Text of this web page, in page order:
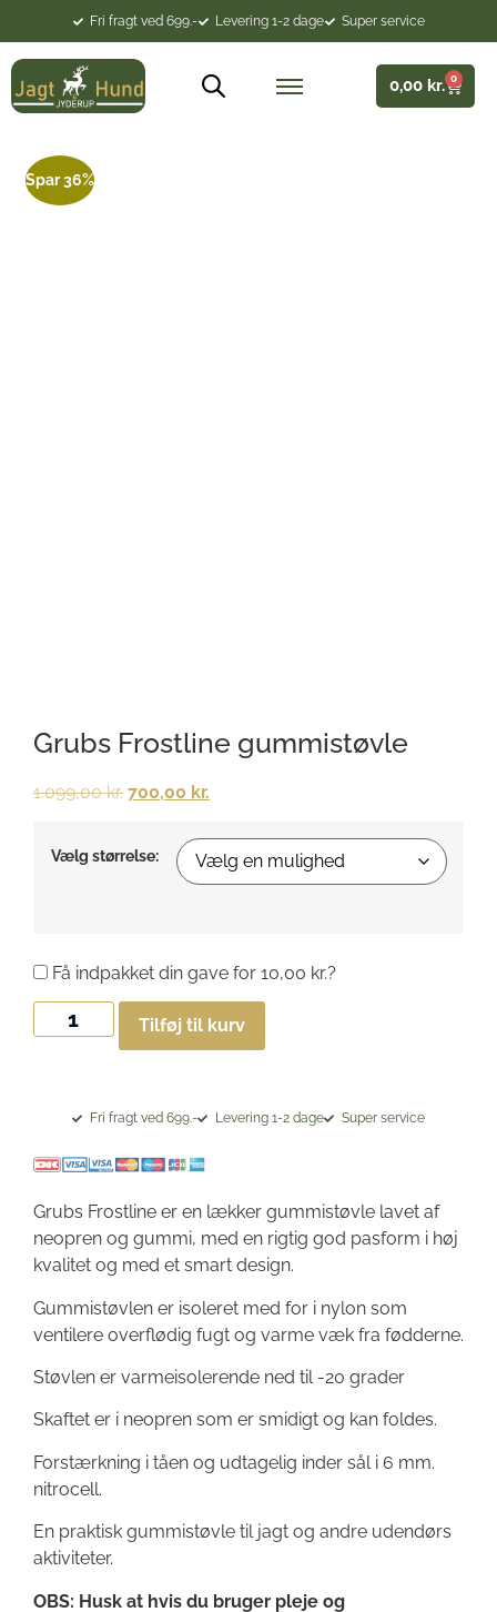
Fri fragt ved 699.- Levering 1-2 dage Super service
0,00 kr. 0
Spar 36%
Grubs Frostline gummistøvle
1.099,00kr. 700,00 kr.
Vælg størrelse:
Tilføj til kurv
Få indpakket din gave for 10,00 kr.?
Fri fragt ved 699.- Levering 1-2 dage Super service
Grubs Frostline er en lækker gummistøvle lavet af
neopren og gummi, med en rigtig god pasform i høj
kvalitet og med et smart design.
Gummistøvlen er isoleret med for i nylon som
ventilere overflødig fugt og varme væk fra fødderne.
Støvlen er varmeisolerende ned til -20 grader
Skaftet er i neopren som er smidigt og kan foldes.
Forstærkning i tåen og udtagelig inder sål i 6 mm.
nitrocell.
En praktisk gummistøvle til jagt og andre udendørs
aktiviteter.
OBS: Husk at hvis du bruger pleje og